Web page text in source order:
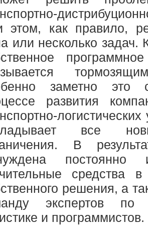
этом, как правило,
или несколько задач.
заметно это
развития
логистических
все
В
постоянно
средства
решения, а
экспертов по
и программистов.